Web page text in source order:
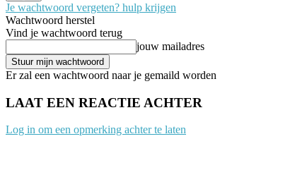
Je wachtwoord vergeten? hulp krijgen
Wachtwoord herstel
Vind je wachtwoord terug
jouw mailadres
Er zal een wachtwoord naar je gemaild worden
LAAT EEN REACTIE ACHTER
Log in om een opmerking achter te laten